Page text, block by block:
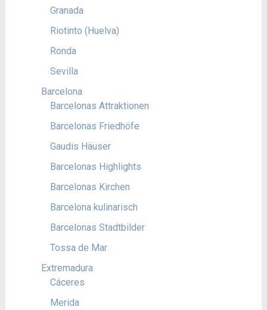
Granada
Riotinto (Huelva)
Ronda
Sevilla
Barcelona
Barcelonas Attraktionen
Barcelonas Friedhöfe
Gaudis Häuser
Barcelonas Highlights
Barcelonas Kirchen
Barcelona kulinarisch
Barcelonas Stadtbilder
Tossa de Mar
Extremadura
Cáceres
Merida